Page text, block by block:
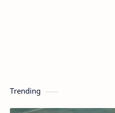
Trending